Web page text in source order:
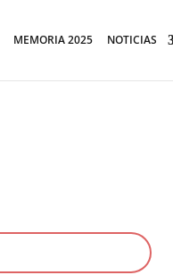
MEMORIA 2025 NOTICIAS